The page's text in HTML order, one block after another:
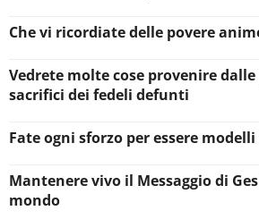
Che vi ricordiate delle povere
Vedrete molte cose provenire
sacrifici dei fedeli defunti
Fate ogni sforzo per essere
Mantenere vivo il Messaggio di
mondo